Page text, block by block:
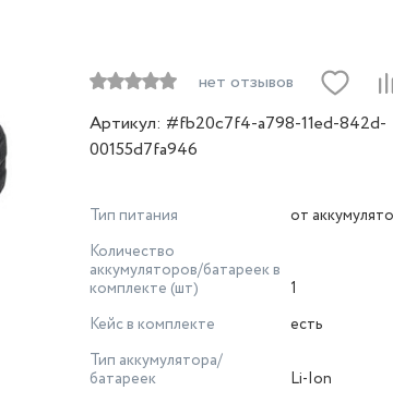
нет отзывов
Артикул: #fb20c7f4-a798-11ed-842d-
00155d7fa946
Тип питания
от
Количество
аккумуляторов/батареек в
комплекте (шт)
1
Кейс в комплекте
есть
Тип аккумулятора/
батареек
Li-Ion